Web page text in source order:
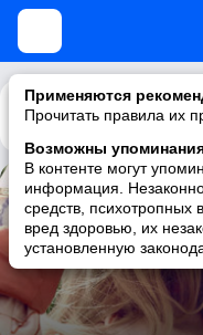
Применяются
Прочитать правила их
Возможны
В контенте могут
информация.
средств, психотропных
вред здоровью, их
установленную
Каталог
Team (NEFFEX
Iggy Azalea